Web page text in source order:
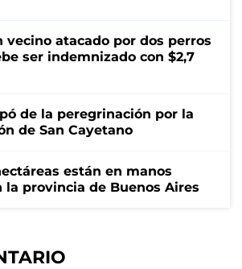
vecino atacado por dos perros
ser indemnizado con $2,7
de la peregrinación por la
de San Cayetano
están en manos
la provincia de Buenos Aires